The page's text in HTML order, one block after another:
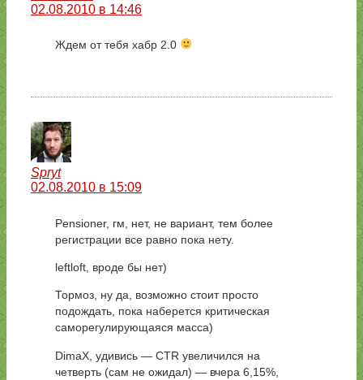
02.08.2010 в 14:46
Ждем от тебя хабр 2.0
Spryt
02.08.2010 в 15:09
Pensioner, гм, нет, не вариант, тем более
регистрации все равно пока нету.
leftloft, вроде бы нет)
Тормоз, ну да, возможно стоит просто
подождать, пока наберется критическая
саморегулирующаяся масса)
DimaX, удивись — CTR увеличился на
четверть (сам не ожидал) — вчера 6,15%,